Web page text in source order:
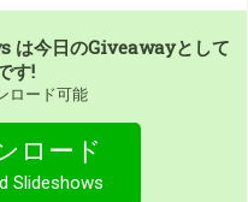
は今日のGiveawayとして
す!
ロード可能
ロード
Slideshows